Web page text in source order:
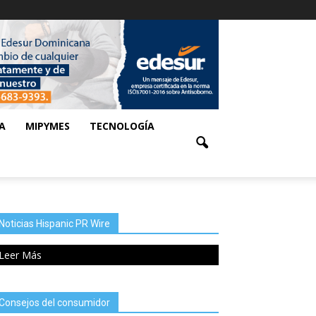
MIPYMES TECNOLOGÍA
Noticias Hispanic PR Wire
Leer Más
del consumidor